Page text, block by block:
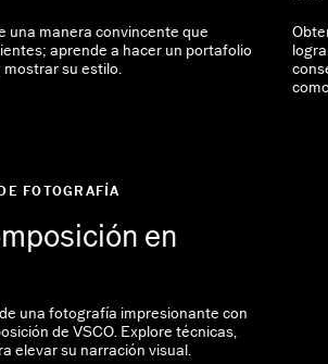
una manera convincente que
aprende a hacer un portafolio
su estilo.
FOTOGRAFÍA
en
una fotografía impresionante con
de VSCO. Explore técnicas,
elevar su narración visual.